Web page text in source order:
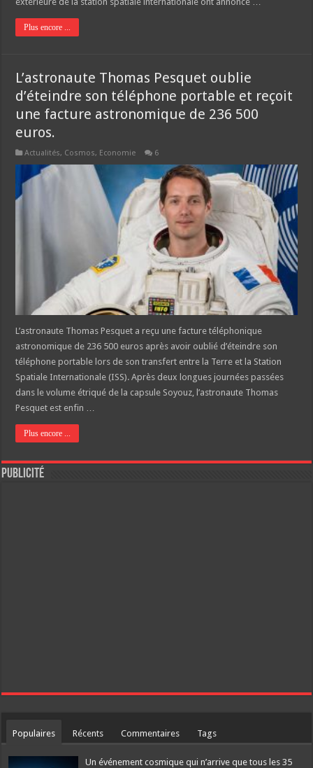
Plus encore ...
L’astronaute Thomas Pesquet oublie
d’éteindre son téléphone portable et reçoit
une facture astronomique de 236 500
euros.
Actualités, Cosmos, Economie 6
L’astronaute Thomas Pesquet a reçu une facture téléphonique
astronomique de 236 500 euros après avoir oublié d’éteindre son
téléphone portable lors de son transfert entre la Terre et la Station
Spatiale Internationale (ISS). Après deux longues journées passées
dans le volume étriqué de la capsule Soyouz, l’astronaute Thomas
Pesquet est enfin …
Plus encore ...
Publicité
Populaires Récents Commentaires Tags
Un événement cosmique qui n’arrive que tous les 35